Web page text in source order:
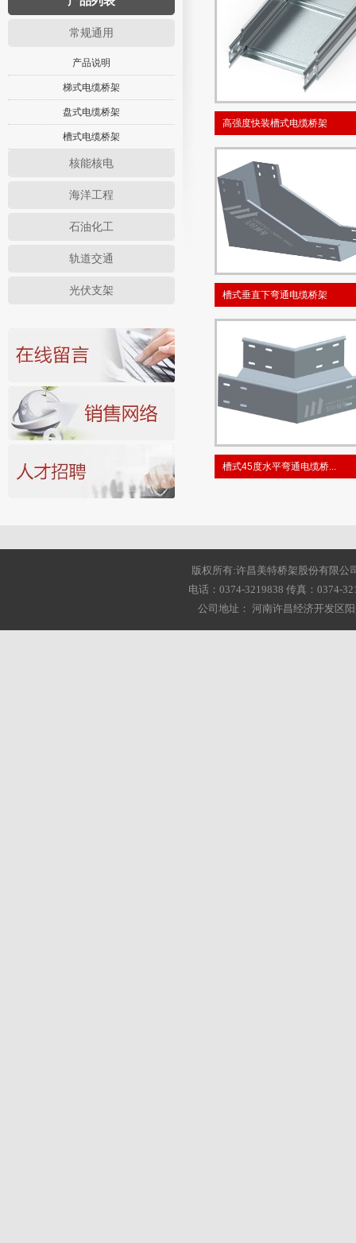
常规通用
产品说明
梯式电缆桥架
盘式电缆桥架
槽式电缆桥架
核能核电
海洋工程
石油化工
轨道交通
光伏支架
高强度快装槽式电缆桥架
槽式垂直下弯通电缆桥架
槽式45度水平弯通电缆桥...
版权所有:许昌美特桥架股份有限公
电话：0374-3219838 传真：0374-
公司地址： 河南许昌经济开发区